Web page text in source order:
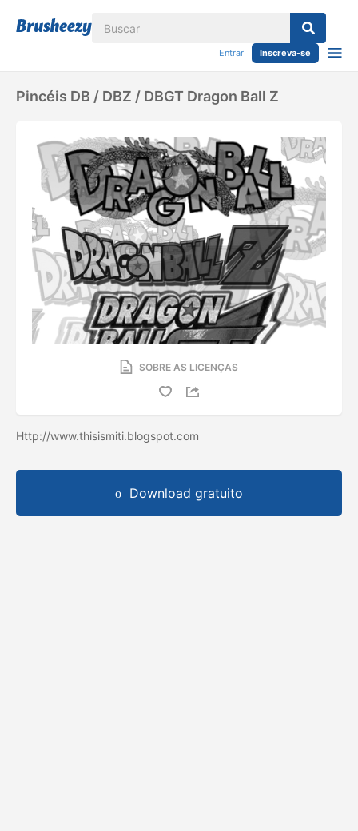
Entrar Inscreva-se
Pincéis DB / DBZ / DBGT Dragon Ball Z
SOBRE AS LICENÇAS
Http://www.thisismiti.blogspot.com
Download gratuito